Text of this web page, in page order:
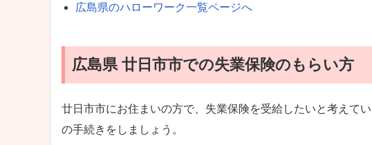
広島県のハローワーク一覧ページへ
広島県 廿日市市での失業保険のもらい方
廿日市市にお住まいの方で、失業保険を受給したいと考えて
の手続きをしましょう。